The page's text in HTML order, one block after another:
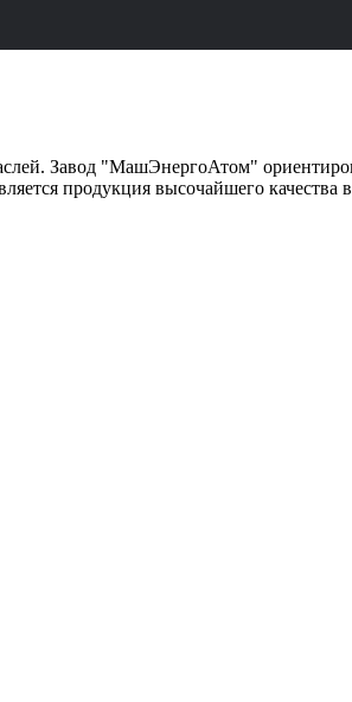
Завод "МашЭнергоАтом"
продукция высочайшего качества